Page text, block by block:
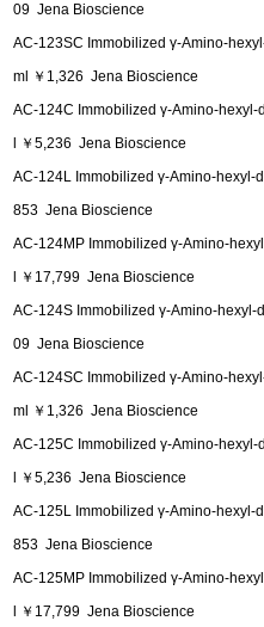
09 Jena Bioscience
AC-123SC Immobilized γ-Amino-
ml ￥1,326 Jena Bioscience
AC-124C Immobilized γ-Amino-hexyl-
l ￥5,236 Jena Bioscience
AC-124L Immobilized γ-Amino-hexyl-
853 Jena Bioscience
AC-124MP Immobilized γ-Amino-
l ￥17,799 Jena Bioscience
AC-124S Immobilized γ-Amino-hexyl-
09 Jena Bioscience
AC-124SC Immobilized γ-Amino-
ml ￥1,326 Jena Bioscience
AC-125C Immobilized γ-Amino-hexyl-
l ￥5,236 Jena Bioscience
AC-125L Immobilized γ-Amino-hexyl-
853 Jena Bioscience
AC-125MP Immobilized γ-Amino-
l ￥17,799 Jena Bioscience